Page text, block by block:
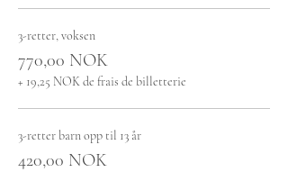
3-retter, voksen
770,00 NOK
+ 19,25 NOK de frais de billetterie
3-retter barn opp til 13 år
420,00 NOK